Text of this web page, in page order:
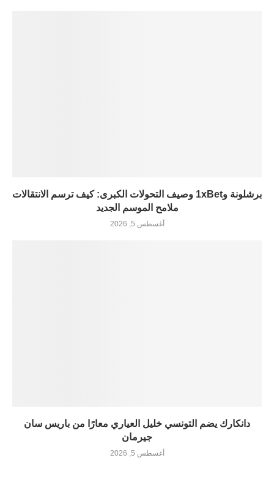
برشلونة و1xBet وصيف التحولات الكبرى: كيف ترسم الانتقالات
ملامح الموسم الجديد
أغسطس 5, 2026
دانكارك يضم التونسي خليل العياري معارًا من باريس سان
جيرمان
أغسطس 5, 2026